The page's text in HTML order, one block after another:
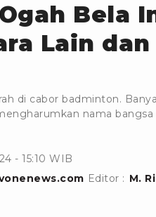
Bela
Lain
di cabor badminton.
nama
- 15:10 WIB
Editor : M.